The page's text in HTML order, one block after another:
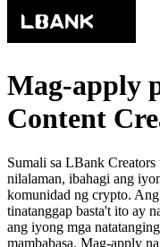
Mag-apply
Content
Sumali sa LBank
nilalaman, ibahagi ang
komunidad ng crypto.
tinatanggap basta't ito ay
ang iyong mga
mambabasa. Mag-apply